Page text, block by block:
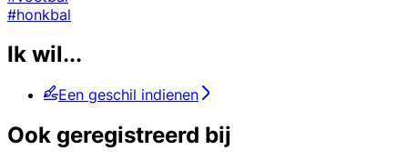
#honkbal
Ik wil...
Een geschil indienen
Ook geregistreerd bij